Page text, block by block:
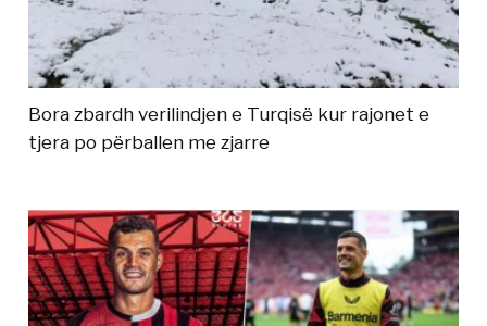
Bora zbardh verilindjen e Turqisë kur rajonet e
tjera po përballen me zjarre